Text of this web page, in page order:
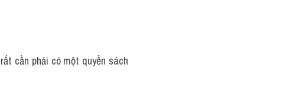
cần phải có một quyển sách